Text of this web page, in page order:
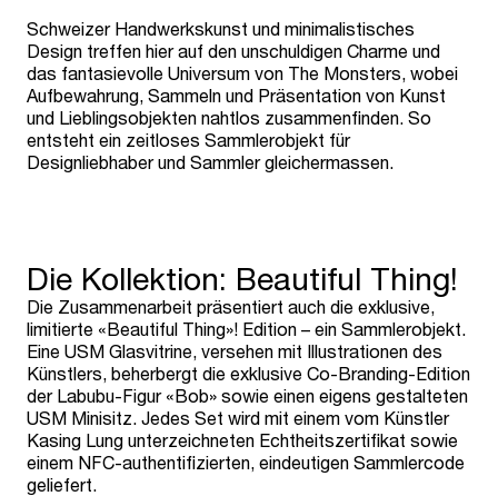
Schweizer Handwerkskunst und minimalistisches
Design treffen hier auf den unschuldigen Charme und
das fantasievolle Universum von The Monsters, wobei
Aufbewahrung, Sammeln und Präsentation von Kunst
und Lieblingsobjekten nahtlos zusammenfinden. So
entsteht ein zeitloses Sammlerobjekt für
Designliebhaber und Sammler gleichermassen.
Die Kollektion: Beautiful Thing!
Die Zusammenarbeit präsentiert auch die exklusive,
limitierte «Beautiful Thing»! Edition – ein Sammlerobjekt.
Eine USM Glasvitrine, versehen mit Illustrationen des
Künstlers, beherbergt die exklusive Co-Branding-Edition
der Labubu-Figur «Bob» sowie einen eigens gestalteten
USM Minisitz. Jedes Set wird mit einem vom Künstler
Kasing Lung unterzeichneten Echtheitszertifikat sowie
einem NFC-authentifizierten, eindeutigen Sammlercode
geliefert.